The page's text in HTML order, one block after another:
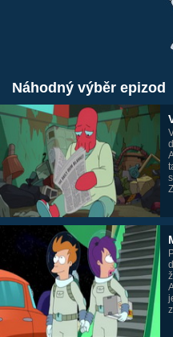
Náhodný výběr epizod